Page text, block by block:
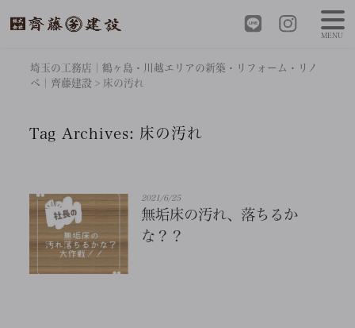
埼玉の工務店｜鶴ヶ島・川越エリアの新築・リフォーム・リノ
ベ｜齊藤建設 > 床の汚れ
Tag Archives: 床の汚れ
2021/6/25
無垢床の汚れ、落ちるか
な？？
MENU